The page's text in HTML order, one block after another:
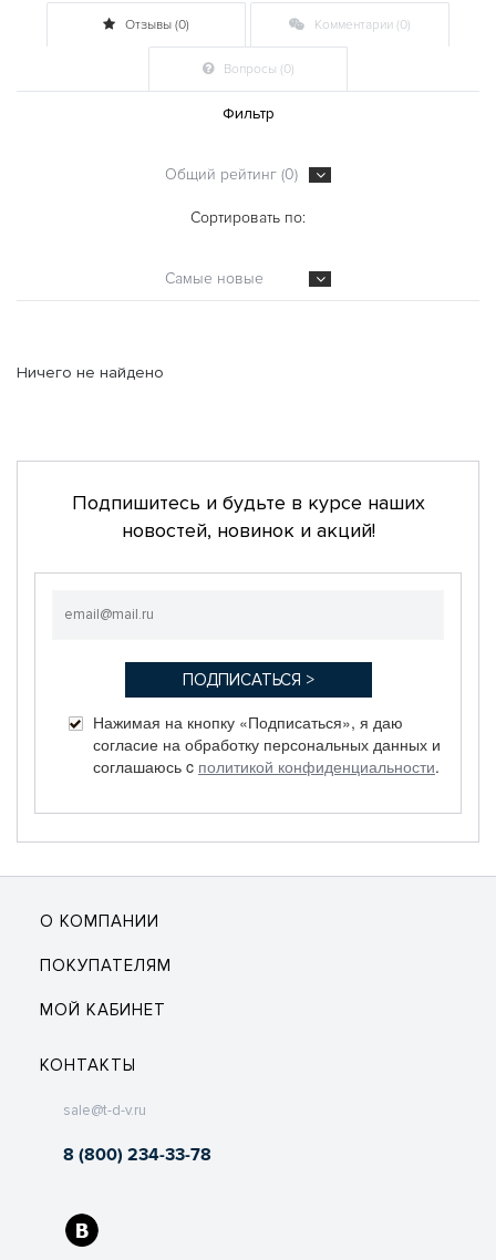
Отзывы (0) Комментарии (0)
Вопросы (0)
Фильтр
Общий рейтинг (0)
Сортировать по:
Самые новые
Ничего не найдено
Подпишитесь и будьте в курсе наших
новостей, новинок и акций!
Нажимая на кнопку «Подписаться», я даю
согласие на обработку персональных данных и
соглашаюсь c политикой конфиденциальности.
О КОМПАНИИ
ПОКУПАТЕЛЯМ
МОЙ КАБИНЕТ
КОНТАКТЫ
sale@t-d-v.ru
8 (800) 234-33-78